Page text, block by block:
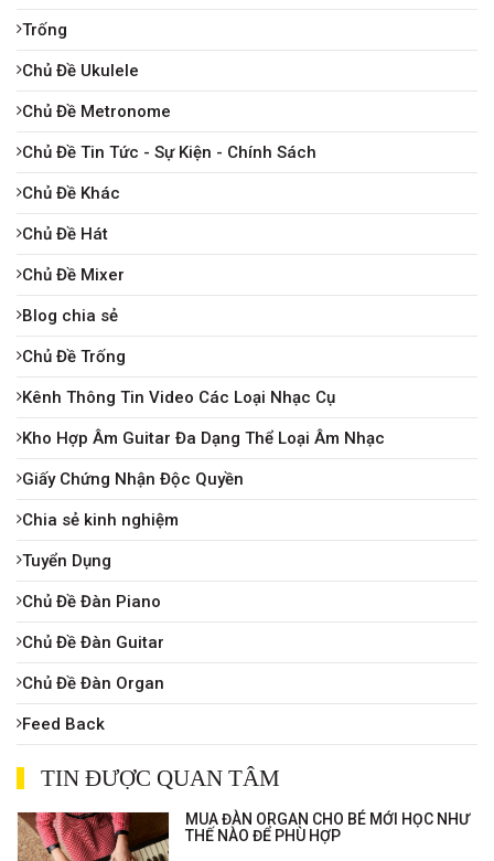
Trống
Chủ Đề Ukulele
Chủ Đề Metronome
Chủ Đề Tin Tức - Sự Kiện - Chính Sách
Chủ Đề Khác
Chủ Đề Hát
Chủ Đề Mixer
Blog chia sẻ
Chủ Đề Trống
Kênh Thông Tin Video Các Loại Nhạc Cụ
Kho Hợp Âm Guitar Đa Dạng Thể Loại Âm Nhạc
Giấy Chứng Nhận Độc Quyền
Chia sẻ kinh nghiệm
Tuyển Dụng
Chủ Đề Đàn Piano
Chủ Đề Đàn Guitar
Chủ Đề Đàn Organ
Feed Back
TIN ĐƯỢC QUAN TÂM
MUA ĐÀN ORGAN CHO BÉ MỚI HỌC NHƯ
THẾ NÀO ĐỂ PHÙ HỢP